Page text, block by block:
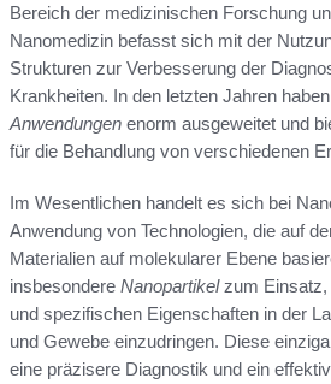
Bereich der medizinischen Forschung
Nanomedizin befasst sich mit der
Strukturen zur Verbesserung der
Krankheiten. In den letzten Jahren
Anwendungen enorm ausgeweitet und
für die Behandlung von verschiedenen
Im Wesentlichen handelt es sich bei
Anwendung von Technologien, die auf
Materialien auf molekularer Ebene
insbesondere Nanopartikelzum Einsatz,
und spezifischen Eigenschaften in der
und Gewebe einzudringen. Diese
eine präzisere Diagnostik und ein